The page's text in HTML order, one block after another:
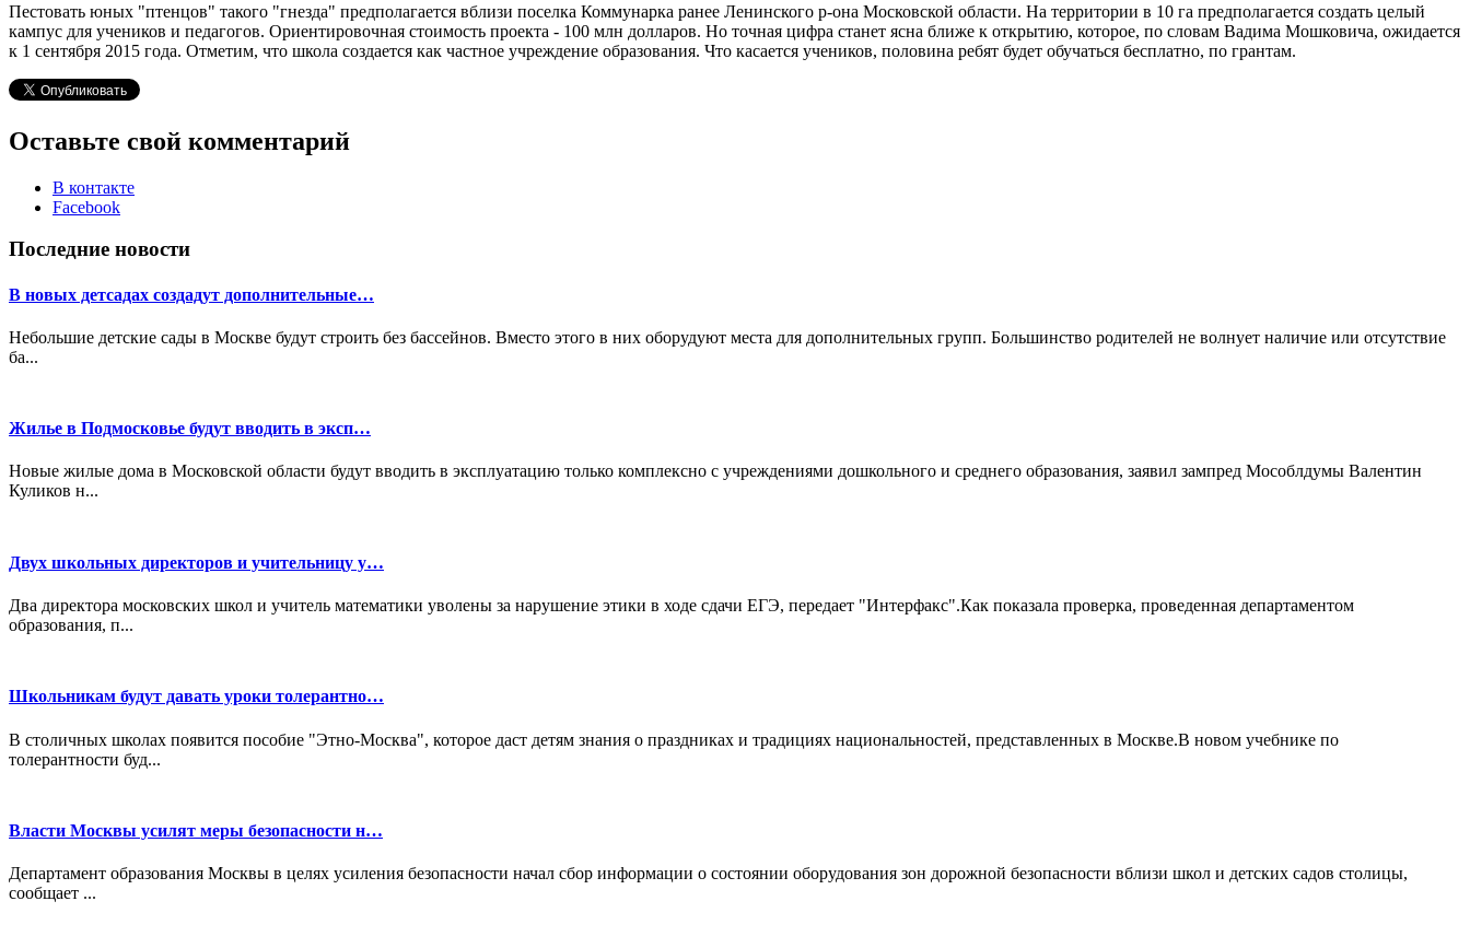
Пестовать юных "птенцов" такого "гнезда" предполагается вблизи поселка Коммунарка ранее Ленинского р-она Московской области. На территории в 10 га предполагается создать целый
кампус для учеников и педагогов. Ориентировочная стоимость проекта - 100 млн долларов. Но точная цифра станет ясна ближе к открытию, которое, по словам Вадима Мошковича, ожидается
к 1 сентября 2015 года. Отметим, что школа создается как частное учреждение образования. Что касается учеников, половина ребят будет обучаться бесплатно, по грантам.
Оставьте свой комментарий
В контакте
Facebook
Последние новости
В новых детсадах создадут дополнительные…
Небольшие детские сады в Москве будут строить без бассейнов. Вместо этого в них оборудуют места для дополнительных групп. Большинство родителей не волнует наличие или отсутствие
ба...
Жилье в Подмосковье будут вводить в эксп…
Новые жилые дома в Московской области будут вводить в эксплуатацию только комплексно с учреждениями дошкольного и среднего образования, заявил зампред Мособлдумы Валентин
Куликов н...
Двух школьных директоров и учительницу у…
Два директора московских школ и учитель математики уволены за нарушение этики в ходе сдачи ЕГЭ, передает "Интерфакс".Как показала проверка, проведенная департаментом
образования, п...
Школьникам будут давать уроки толерантно…
В столичных школах появится пособие "Этно-Москва", которое даст детям знания о праздниках и традициях национальностей, представленных в Москве.В новом учебнике по
толерантности буд...
Власти Москвы усилят меры безопасности н…
Департамент образования Москвы в целях усиления безопасности начал сбор информации о состоянии оборудования зон дорожной безопасности вблизи школ и детских садов столицы,
сообщает ...